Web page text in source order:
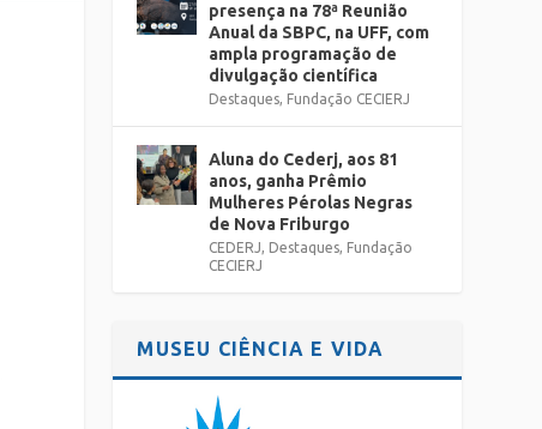
presença na 78ª Reunião
Anual da SBPC, na UFF, com
ampla programação de
divulgação científica
Destaques, Fundação CECIERJ
Aluna do Cederj, aos 81
anos, ganha Prêmio
Mulheres Pérolas Negras
de Nova Friburgo
CEDERJ, Destaques, Fundação
CECIERJ
MUSEU CIÊNCIA E VIDA